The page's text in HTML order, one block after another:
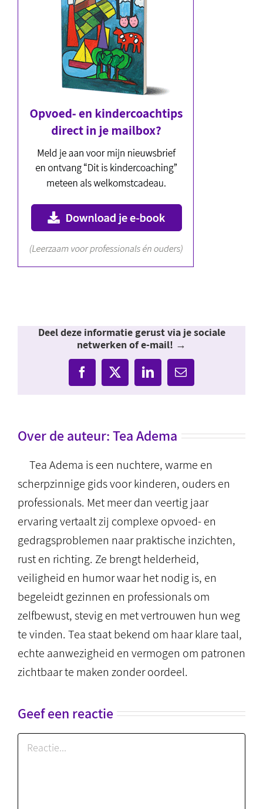
Deel deze informatie gerust via je sociale
netwerken of e-mail! →
Facebook
X LinkedIn
E-
mail
Over de auteur:Tea Adema
Tea Adema is een nuchtere, warme en
scherpzinnige gids voor kinderen, ouders en
professionals. Met meer dan veertig jaar
ervaring vertaalt zij complexe opvoed- en
gedragsproblemen naar praktische inzichten,
rust en richting. Ze brengt helderheid,
veiligheid en humor waar het nodig is, en
begeleidt gezinnen en professionals om
zelfbewust, stevig en met vertrouwen hun weg
te vinden. Tea staat bekend om haar klare taal,
echte aanwezigheid en vermogen om patronen
zichtbaar te maken zonder oordeel.
Geef een reactie
Reactie